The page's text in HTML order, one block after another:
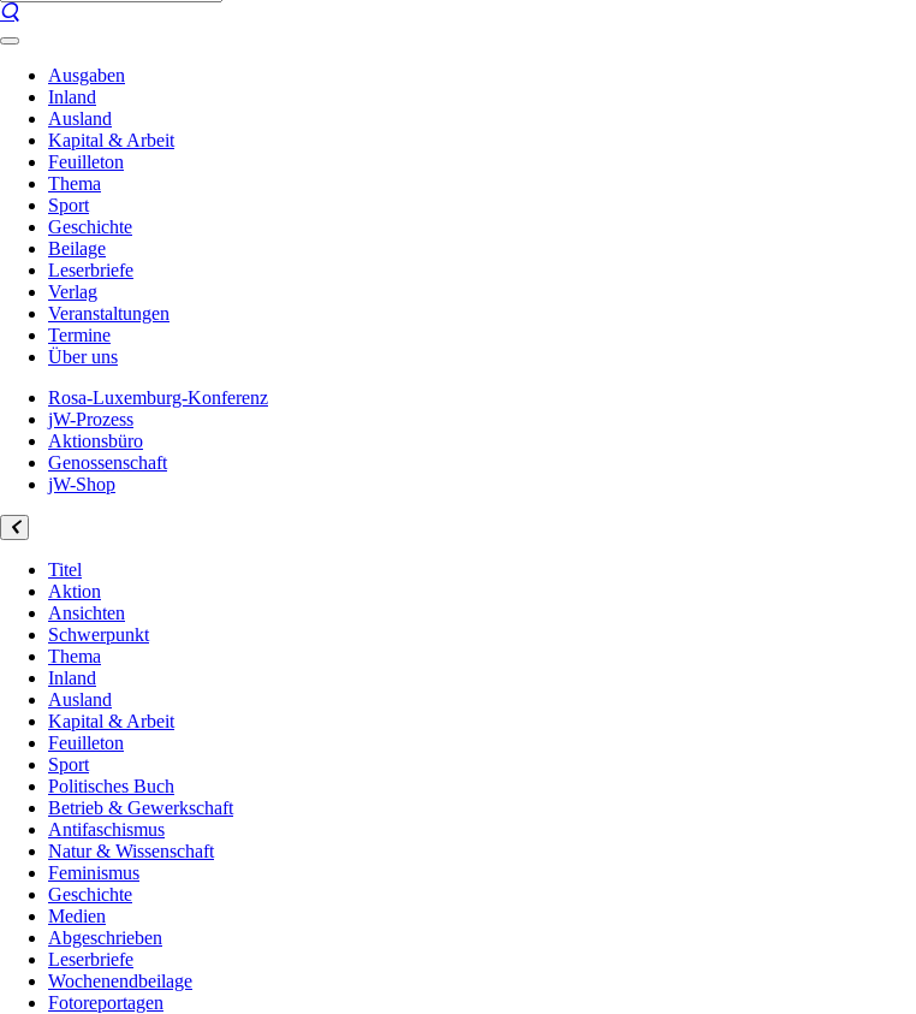
Ausgaben
Inland
Ausland
Kapital & Arbeit
Feuilleton
Thema
Sport
Geschichte
Beilage
Leserbriefe
Verlag
Veranstaltungen
Termine
Über uns
Rosa-Luxemburg-Konferenz
jW-Prozess
Aktionsbüro
Genossenschaft
jW-Shop
Titel
Aktion
Ansichten
Schwerpunkt
Thema
Inland
Ausland
Kapital & Arbeit
Feuilleton
Sport
Politisches Buch
Betrieb & Gewerkschaft
Antifaschismus
Natur & Wissenschaft
Feminismus
Geschichte
Medien
Abgeschrieben
Leserbriefe
Wochenendbeilage
Fotoreportagen